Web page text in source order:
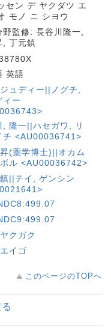
セン デ ヤクダツ エ
モノ ニ シヨウ
野監修: 長谷川隆一,
, 丁元鎮
英語
ュディー||ノグチ,
ィー
, 隆一||ハセガワ, リ
チ <AU00036741>
(薬学博士)||オカム
ル <AU00036742>
||テイ, ゲンシン
クガク
イゴ
このページのTOPへ